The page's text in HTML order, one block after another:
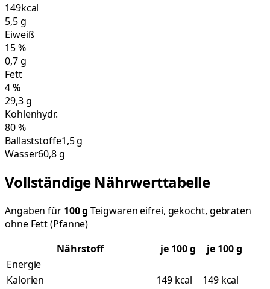
149kcal
5,5g
Eiweiß
15%
0,7g
Fett
4%
29,3g
Kohlenhydr.
80%
Ballaststoffe1,5 g
Wasser60,8 g
Vollständige Nährwerttabelle
Angaben für 100g Teigwaren eifrei, gekocht, gebraten
ohne Fett (Pfanne)
Nährstoff
je 100g
je 100 g
Energie
Kalorien
149 kcal 149 kcal